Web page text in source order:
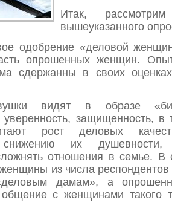
Итак, рассмотрим
вышеуказанного
одобрение «деловой
опрошенных женщин.
сдержанны в своих
видят в образе
уверенность, защищенность, в
рост деловых
снижению их
отношения в семье. В
из числа респондентов
дамам», а
с женщинами такого